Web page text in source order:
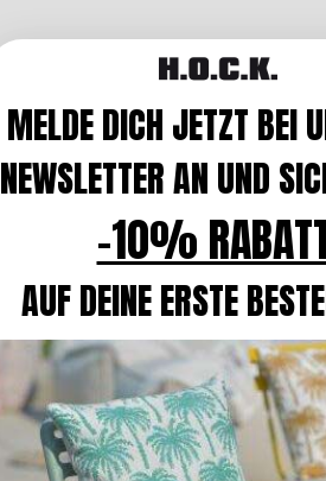
Weitere
MELDE DICH JETZT BEI
NEWSLETTER AN UND
-10%
AUF DEINE ERSTE